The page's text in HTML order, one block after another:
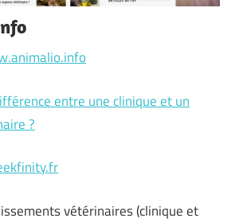
entre une clinique et un
?
vétérinaires (clinique et